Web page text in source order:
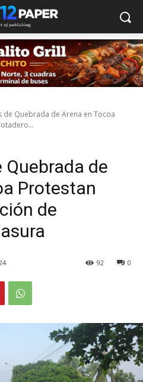
de Quebrada de Arena en Tocoa
Quebrada de
Protestan
de
0
92